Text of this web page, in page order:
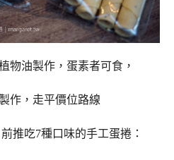
物油製作，蛋素者可食，
作，走平價位路線
推吃7種口味的手工蛋捲：